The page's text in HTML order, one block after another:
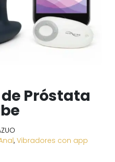
Próstata
, Vibradores con app